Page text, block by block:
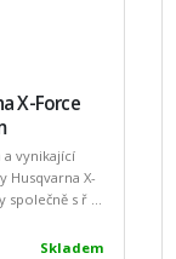
X-Force
a vynikající
Husqvarna X-
s ř ...
Skladem